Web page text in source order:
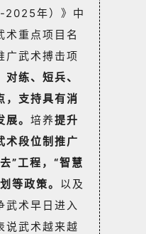
2025年）》中
术重点项目名
广武术搏击项
对练、短兵、
，支持具有消
。 培养提升
术段位制推广
”工程，“智慧
等政策。 以及
武术早日进入
说武术越来越